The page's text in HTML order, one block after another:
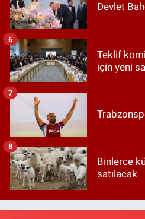
Devlet
Teklif
için yeni
6
7
Binlerce
satılacak
8